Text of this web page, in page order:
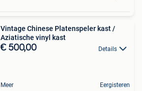
Vintage Chinese Platenspeler kast /
Aziatische vinyl kast
€ 500,00 Details
Meer Eergisteren